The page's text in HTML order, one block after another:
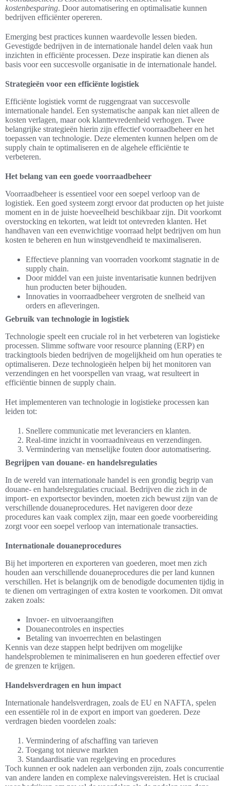
kostenbesparing. Door automatisering en optimalisatie kunnen
bedrijven efficiënter opereren.
Emerging best practices kunnen waardevolle lessen bieden.
Gevestigde bedrijven in de internationale handel delen vaak hun
inzichten in efficiënte processen. Deze inspiratie kan dienen als
basis voor een succesvolle organisatie in de internationale handel.
Strategieën voor een efficiënte logistiek
Efficiënte logistiek vormt de ruggengraat van succesvolle
internationale handel. Een systematische aanpak kan niet alleen de
kosten verlagen, maar ook klanttevredenheid verhogen. Twee
belangrijke strategieën hierin zijn effectief voorraadbeheer en het
toepassen van technologie. Deze elementen kunnen helpen om de
supply chain te optimaliseren en de algehele efficiëntie te
verbeteren.
Het belang van een goede voorraadbeheer
Voorraadbeheer is essentieel voor een soepel verloop van de
logistiek. Een goed systeem zorgt ervoor dat producten op het juiste
moment en in de juiste hoeveelheid beschikbaar zijn. Dit voorkomt
overstocking en tekorten, wat leidt tot ontevreden klanten. Het
handhaven van een evenwichtige voorraad helpt bedrijven om hun
kosten te beheren en hun winstgevendheid te maximaliseren.
Effectieve planning van voorraden voorkomt stagnatie in de
supply chain.
Door middel van een juiste inventarisatie kunnen bedrijven
hun producten beter bijhouden.
Innovaties in voorraadbeheer vergroten de snelheid van
orders en afleveringen.
Gebruik van technologie in logistiek
Technologie speelt een cruciale rol in het verbeteren van logistieke
processen. Slimme software voor resource planning (ERP) en
trackingtools bieden bedrijven de mogelijkheid om hun operaties te
optimaliseren. Deze technologieën helpen bij het monitoren van
verzendingen en het voorspellen van vraag, wat resulteert in
efficiëntie binnen de supply chain.
Het implementeren van technologie in logistieke processen kan
leiden tot:
Snellere communicatie met leveranciers en klanten.
Real-time inzicht in voorraadniveaus en verzendingen.
Vermindering van menselijke fouten door automatisering.
Begrijpen van douane- en handelsregulaties
In de wereld van internationale handel is een grondig begrip van
douane- en handelsregulaties cruciaal. Bedrijven die zich in de
import- en exportsector bevinden, moeten zich bewust zijn van de
verschillende douaneprocedures. Het navigeren door deze
procedures kan vaak complex zijn, maar een goede voorbereiding
zorgt voor een soepel verloop van internationale transacties.
Internationale douaneprocedures
Bij het importeren en exporteren van goederen, moet men zich
houden aan verschillende douaneprocedures die per land kunnen
verschillen. Het is belangrijk om de benodigde documenten tijdig in
te dienen om vertragingen of extra kosten te voorkomen. Dit omvat
zaken zoals:
Invoer- en uitvoeraangiften
Douanecontroles en inspecties
Betaling van invoerrechten en belastingen
Kennis van deze stappen helpt bedrijven om mogelijke
handelsproblemen te minimaliseren en hun goederen effectief over
de grenzen te krijgen.
Handelsverdragen en hun impact
Internationale handelsverdragen, zoals de EU en NAFTA, spelen
een essentiële rol in de export en import van goederen. Deze
verdragen bieden voordelen zoals:
Vermindering of afschaffing van tarieven
Toegang tot nieuwe markten
Standaardisatie van regelgeving en procedures
Toch kunnen er ook nadelen aan verbonden zijn, zoals concurrentie
van andere landen en complexe nalevingsvereisten. Het is cruciaal